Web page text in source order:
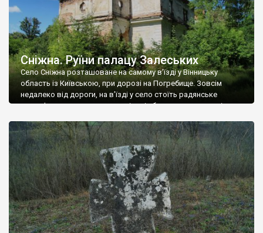
Сніжна. Руїни палацу Залеських
Село Сніжна розташоване на самому в’їзді у Вінницьку
область із Київською, при дорозі на Погребище. Зовсім
недалеко від дороги, на в’їзді у село стоїть радянське
рельєфне пано, яке показує жінку і яблуню, а трохи далі, десь
не видно, але видно дві стареньких колії у траві – […]